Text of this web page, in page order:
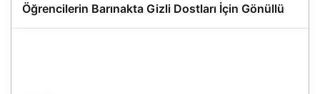
Öğrencilerin Barınakta Gizli Dostları İçin Gönüllü
Proje